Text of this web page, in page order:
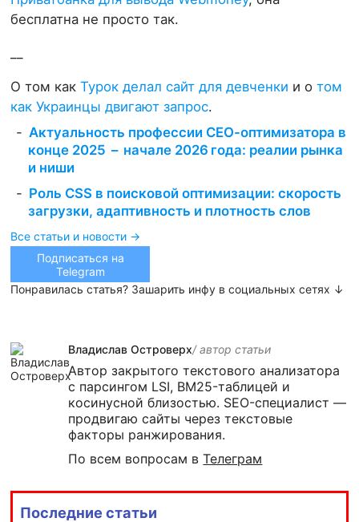
бесплатна не просто так.
О том какТурок делал сайт для девченки и отом
как Украинцы двигают запрос.
Актуальность профессии СЕО-оптимизатора в
конце 2025 – начале 2026 года: реалии рынка
и ниши
Роль CSS в поисковой оптимизации: скорость
загрузки, адаптивность и плотность слов
Все статьи и новости →
Подписаться на
Telegram
Понравилась статья? Зашарить инфу в социальных сетях ↓
Владислав Островерх/ автор cтатьи
Автор закрытого текстового анализатора
с парсингом LSI, BM25-таблицей и
косинусной близостью. SEO-специалист —
продвигаю сайты через текстовые
факторы ранжирования.
По всем вопросам вТелеграм
Последние статьи